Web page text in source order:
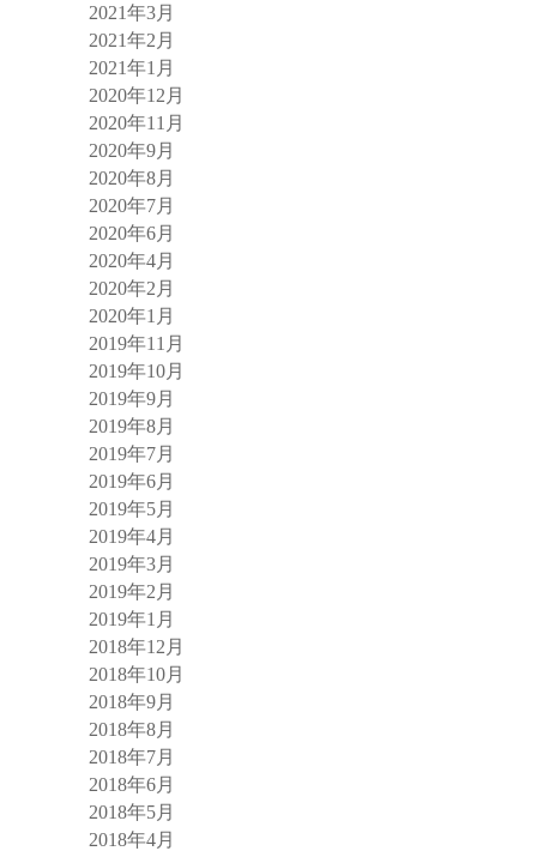
2021年3月
2021年2月
2021年1月
2020年12月
2020年11月
2020年9月
2020年8月
2020年7月
2020年6月
2020年4月
2020年2月
2020年1月
2019年11月
2019年10月
2019年9月
2019年8月
2019年7月
2019年6月
2019年5月
2019年4月
2019年3月
2019年2月
2019年1月
2018年12月
2018年10月
2018年9月
2018年8月
2018年7月
2018年6月
2018年5月
2018年4月